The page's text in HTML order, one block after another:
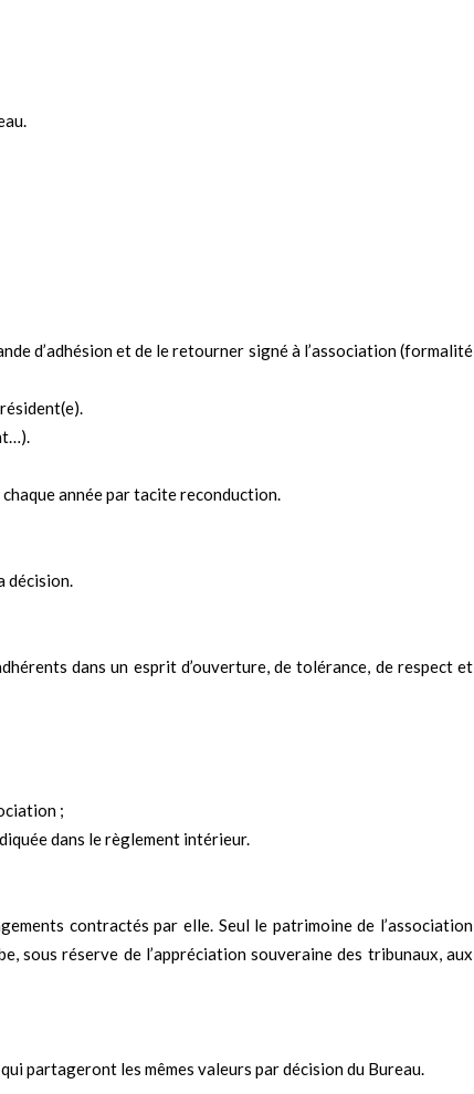
d’adhésion et de le retourner signé à l’association (formalité
chaque année par tacite reconduction.
décision.
dans un esprit d’ouverture, de tolérance, de respect et
;
dans le règlement intérieur.
contractés par elle. Seul le patrimoine de l’association
sous réserve de l’appréciation souveraine des tribunaux, aux
partageront les mêmes valeurs par décision du Bureau.